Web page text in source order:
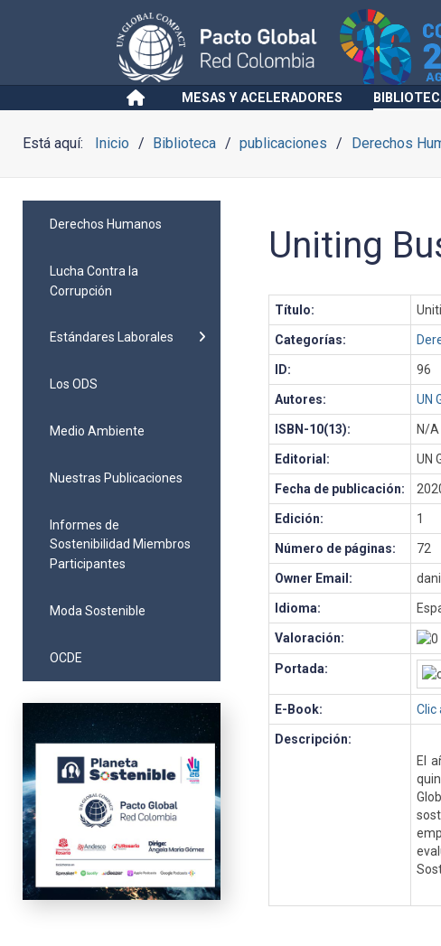
MESAS Y ACELERADORES
Está aquí: Inicio Biblioteca publicaciones Derechos
Derechos Humanos
Lucha Contra la
Corrupción
Estándares Laborales
Los ODS
Medio Ambiente
Nuestras Publicaciones
Informes de
Sostenibilidad Miembros
Participantes
Moda Sostenible
OCDE
Uniting
Título:
Categorías:
ID: 96
Autores: UN
ISBN-10(13): N/A
Editorial: UN
Fecha de publicación:
Edición: 1
Número de páginas: 72
Owner Email:
Idioma:
Valoración:
Portada:
E-Book: Clic
Descripción:
El